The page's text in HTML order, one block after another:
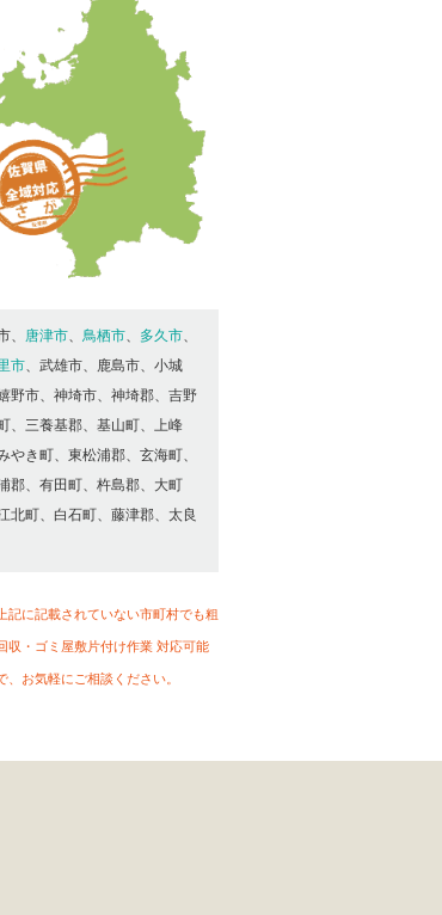
、 唐津市、 鳥栖市、 多久市、
市、武雄市、鹿島市、小城
野市、神埼市、神埼郡、吉野
、三養基郡、基山町、上峰
やき町、東松浦郡、玄海町、
郡、有田町、杵島郡、大町
北町、白石町、藤津郡、太良
に記載されていない市町村でも粗
収・ゴミ屋敷片付け作業 対応可能
、お気軽にご相談ください。